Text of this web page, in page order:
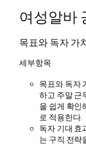
여성알바
목표와 독자 가
세부항목
목표와 독자
하고 주말 근
을 쉽게 확인
로 적용한다.
독자 기대 효
는 구직 전략